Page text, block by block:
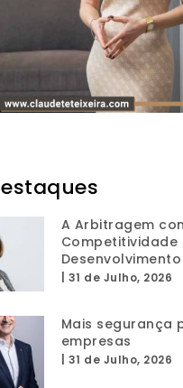
A Arbitragem
Competitividade
31 de Julho, 2026
Mais segurança
empresas
31 de Julho, 2026